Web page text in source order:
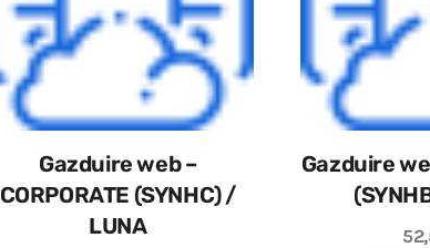
Gazduire web –
CORPORATE (SYNHC) /
LUNA
Gazduire